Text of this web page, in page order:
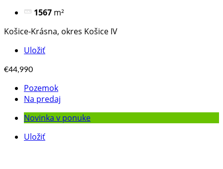
1567 m²
Košice-Krásna, okres Košice IV
Uložiť
€44,990
Pozemok
Na predaj
Novinka v ponuke
Uložiť